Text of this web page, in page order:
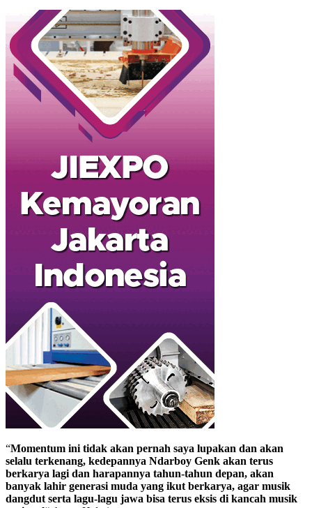
“Momentum ini tidak akan pernah saya lupakan dan akan
selalu terkenang, kedepannya Ndarboy Genk akan terus
berkarya lagi dan harapannya tahun-tahun depan, akan
banyak lahir generasi muda yang ikut berkarya, agar musik
dangdut serta lagu-lagu jawa bisa terus eksis di kancah musik